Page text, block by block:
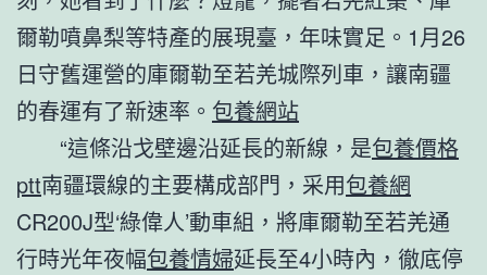
爾勒噴鼻梨等特產的展現臺，年味實足。1月26
日守舊運營的庫爾勒至若羌城際列車，讓南疆
的春運有了新速率。 包養網站
“這條沿戈壁邊沿延長的新線，是包養價格
ptt南疆環線的主要構成部門，采用包養網
CR200J型‘綠偉人’動車組，將庫爾勒至若羌通
行時光年夜幅包養情婦延長至4小時內，徹底停